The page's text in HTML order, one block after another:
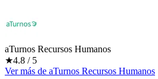
aTurnos Recursos Humanos
★4.8 / 5
Ver más de aTurnos Recursos Humanos